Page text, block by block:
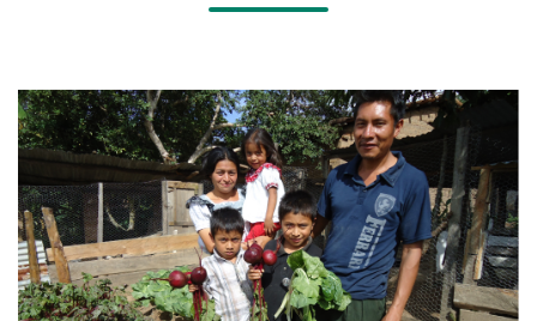
MIS RETOS SOLIDARIOS
CERRAR SESIÓN